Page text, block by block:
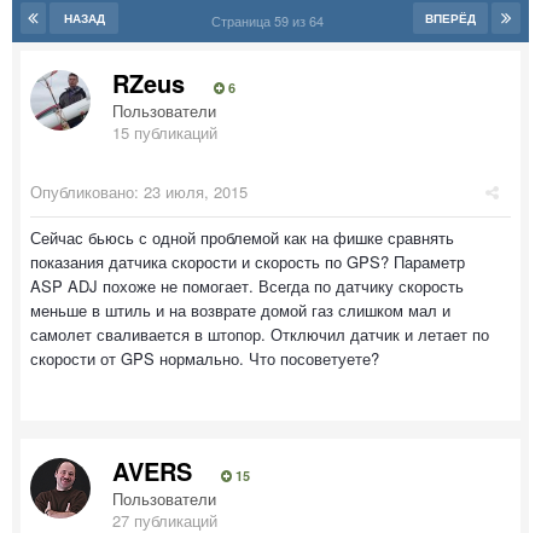
НАЗАД ВПЕРЁД
Страница 59 из 64
RZeus 6
Пользователи
15 публикаций
Опубликовано: 23 июля, 2015
Сейчас бьюсь с одной проблемой как на фишке сравнять
показания датчика скорости и скорость по GPS? Параметр
ASP ADJ похоже не помогает. Всегда по датчику скорость
меньше в штиль и на возврате домой газ слишком мал и
самолет сваливается в штопор. Отключил датчик и летает по
скорости от GPS нормально. Что посоветуете?
AVERS 15
Пользователи
27 публикаций